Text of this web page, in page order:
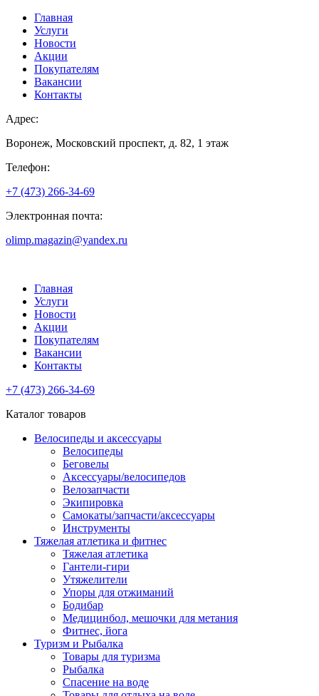
Главная
Услуги
Новости
Акции
Покупателям
Вакансии
Контакты
Адрес:
Воронеж, Московский проспект, д. 82, 1 этаж
Телефон:
+7 (473) 266-34-69
Электронная почта:
olimp.magazin@yandex.ru
Главная
Услуги
Новости
Акции
Покупателям
Вакансии
Контакты
+7 (473) 266-34-69
Каталог товаров
Велосипеды и аксессуары
Велосипеды
Беговелы
Аксессуары/велосипедов
Велозапчасти
Экипировка
Самокаты/запчасти/аксессуары
Инструменты
Тяжелая атлетика и фитнес
Тяжелая атлетика
Гантели-гири
Утяжелители
Упоры для отжиманий
Бодибар
Медицинбол, мешочки для метания
Фитнес, йога
Туризм и Рыбалка
Товары для туризма
Рыбалка
Спасение на воде